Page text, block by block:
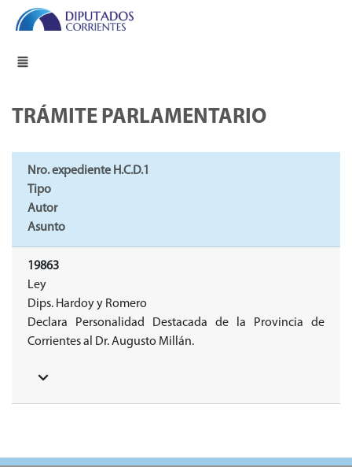
TRÁMITE PARLAMENTARIO
Nro. expediente H.C.D.1
Tipo
Autor
Asunto
19863
Ley
Dips. Hardoy y Romero
Declara Personalidad Destacada de la Provincia de
Corrientes al Dr. Augusto Millán.